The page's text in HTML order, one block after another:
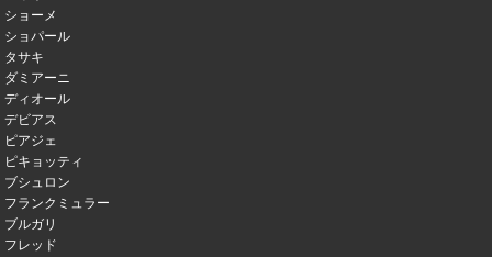
ショーメ
ショパール
タサキ
ダミアーニ
ディオール
デビアス
ピアジェ
ピキョッティ
ブシュロン
フランクミュラー
ブルガリ
フレッド